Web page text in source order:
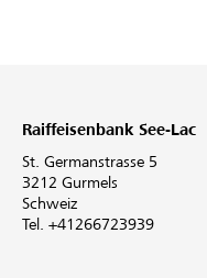
Raiffeisenbank See-Lac
St. Germanstrasse 5
3212 Gurmels
Schweiz
Tel. +41266723939